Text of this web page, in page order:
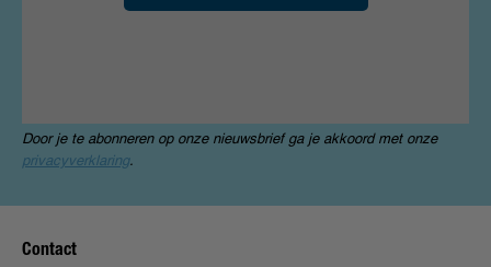
Door je te abonneren op onze nieuwsbrief ga je akkoord met onze
privacyverklaring.
Contact